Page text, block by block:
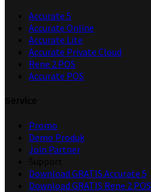
Accurate 5
Accurate Online
Accurate Lite
Accurate Private Cloud
Rene 2 POS
Accurate POS
Promo
Demo Produk
Join Partner
Download GRATIS Accurate 5
Download GRATIS Rene 2 POS